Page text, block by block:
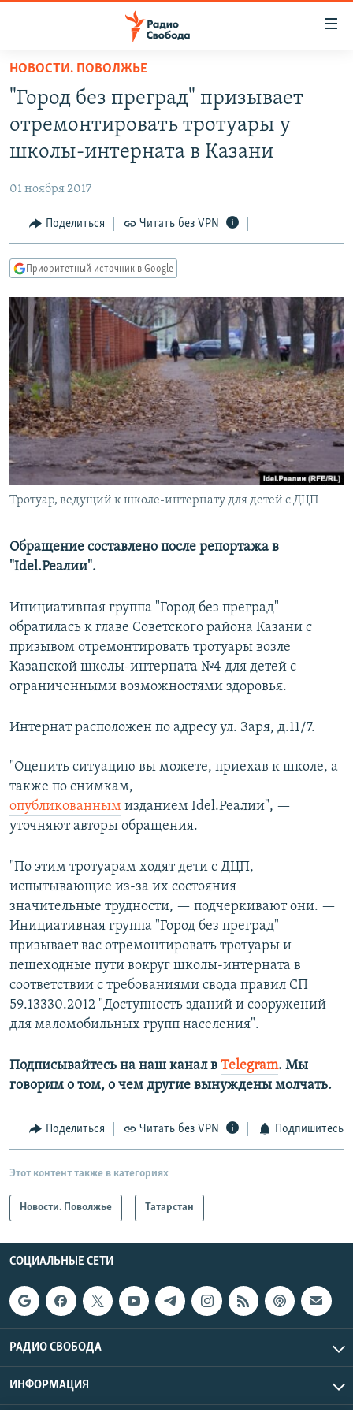
упрощенного
доступа
основному
Вернутся
Вернутся
поиску
ПРОГРАММЫ
ПОДКАСТЫ
АВТОРСКИЕ ПРОЕКТЫ
МНЕНИЯ
КУЛЬТУРА
КАВКАЗ.РЕАЛИИ
СЕВЕР.РЕАЛИИ
СИБИРЬ.РЕАЛИИ
РАСПИСАНИЕ ВЕЩАНИЯ
ПОДПИШИТЕСЬ НА РАССЫЛКУ
СОЦИАЛЬНЫЕ СЕТИ
Все сайты РСЕ/РС
НОВОСТИ. ПОВОЛЖЬЕ
"Город без преград" призывает
отремонтировать тротуары у
школы-интерната в Казани
01 ноября 2017
Поделиться Читать без VPN
Приоритетный источник в Google
Тротуар, ведущий к школе-интернату для детей с ДЦП
Обращение составлено после репортажа в
"Idel.Реалии".
Инициативная группа "Город без преград"
обратилась к главе Советского района Казани с
призывом отремонтировать тротуары возле
Казанской школы-интерната №4 для детей с
ограниченными возможностями здоровья.
Интернат расположен по адресу ул. Заря, д.11/7.
"Оценить ситуацию вы можете, приехав к школе, а
также по снимкам,
опубликованным изданием Idel.Реалии", —
уточняют авторы обращения.
"По этим тротуарам ходят дети с ДЦП,
испытывающие из-за их состояния
значительные трудности, — подчеркивают они. —
Инициативная группа "Город без преград"
призывает вас отремонтировать тротуары и
пешеходные пути вокруг школы-интерната в
соответствии с требованиями свода правил СП
59.13330.2012 "Доступность зданий и сооружений
для маломобильных групп населения".
Подписывайтесь на наш канал в Telegram. Мы
говорим о том, о чем другие вынуждены молчать.
Поделиться Читать без VPN Подпишитесь
Этот контент также в категориях
Новости. Поволжье Татарстан
СОЦИАЛЬНЫЕ СЕТИ
РАДИО СВОБОДА
ИНФОРМАЦИЯ